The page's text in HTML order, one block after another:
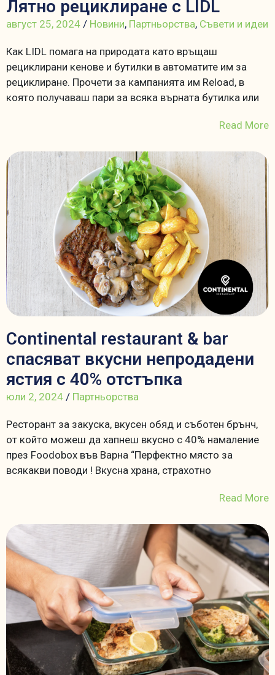
Лятно рециклиране с LIDL
август 25, 2024 / Новини, Партньорства, Съвети и идеи
Как LIDL помага на природата като връщаш
рециклирани кенове и бутилки в автоматите им за
рециклиране. Прочети за кампанията им Reload, в
която получаваш пари за всяка върната бутилка или
Read More
Continental restaurant & bar
спасяват вкусни непродадени
ястия с 40% отстъпка
юли 2, 2024 / Партньорства
Ресторант за закуска, вкусен обяд и съботен брънч,
от който можеш да хапнеш вкусно с 40% намаление
през Foodobox във Варна “Перфектно място за
всякакви поводи ! Вкусна храна, страхотно
Read More